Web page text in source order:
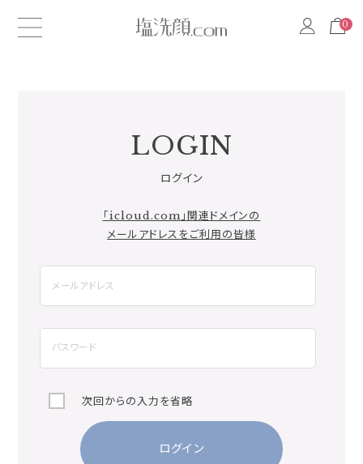
0
0
LOGIN
ログイン
「icloud.com」関連ドメインの
メールアドレスをご利用の皆様
次回からの入力を省略
ログイン